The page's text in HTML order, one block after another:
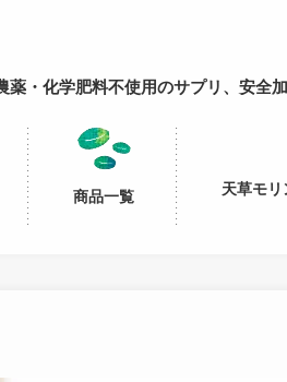
薬・化学肥料不使用のサプリ、安全
商品一覧 天草モ